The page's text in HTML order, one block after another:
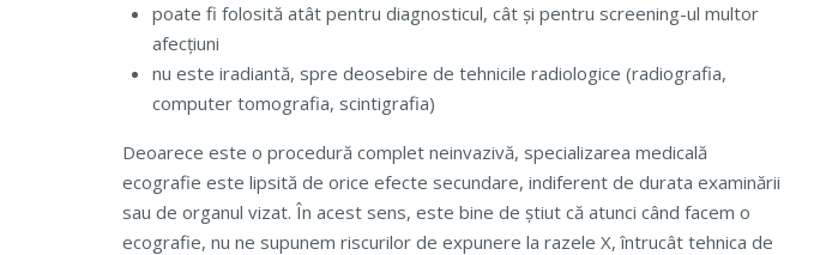
poate fi folosită atât pentru diagnosticul, cât și pentru screening-ul multor
afecțiuni
nu este iradiantă, spre deosebire de tehnicile radiologice (radiografia,
computer tomografia, scintigrafia)
Deoarece este o procedură complet neinvazivă, specializarea medicală
ecografie este lipsită de orice efecte secundare, indiferent de durata examinării
sau de organul vizat. În acest sens, este bine de știut că atunci când facem o
ecografie, nu ne supunem riscurilor de expunere la razele X, întrucât tehnica de